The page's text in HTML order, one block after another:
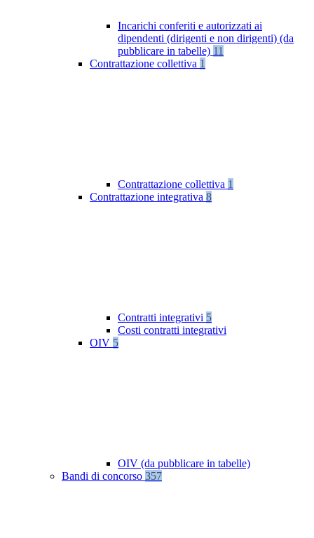
Incarichi conferiti e autorizzati ai
dipendenti (dirigenti e non dirigenti) (da
pubblicare in tabelle) 11
Contrattazione collettiva 1
Contrattazione collettiva 1
Contrattazione integrativa 8
Contratti integrativi 5
Costi contratti integrativi
OIV 5
OIV (da pubblicare in tabelle)
Bandi di concorso 357